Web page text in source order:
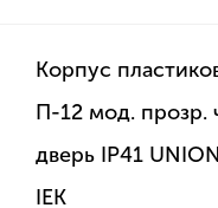
Корпус
П-12 мод. прозр.
дверь IP41
IEK